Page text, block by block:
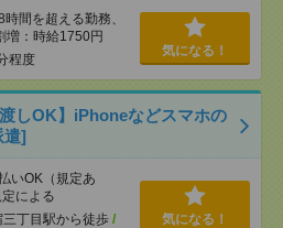
間を超える勤務、
増：時給1750円
程度
気になる！
しOK】iPhoneなどスマホの
遣]
OK（規定あ
による
三丁目駅から徒歩 /
気になる！